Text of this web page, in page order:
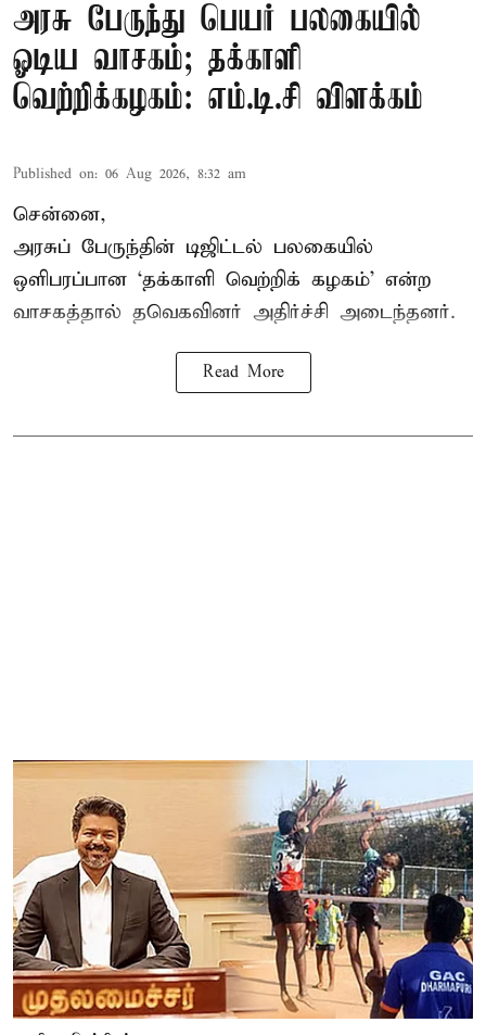
அரசு பேருந்து பெயர் பலகையில்
ஓடிய வாசகம்; தக்காளி
வெற்றிக்கழகம்: எம்.டி.சி விளக்கம்
Published on: 06 Aug 2026, 8:32 am
சென்னை,
அரசுப் பேருந்தின் டிஜிட்டல் பலகையில்
ஒளிபரப்பான ‘தக்காளி வெற்றிக் கழகம்’ என்ற
வாசகத்தால் தவெகவினர் அதிர்ச்சி அடைந்தனர்.
Read More